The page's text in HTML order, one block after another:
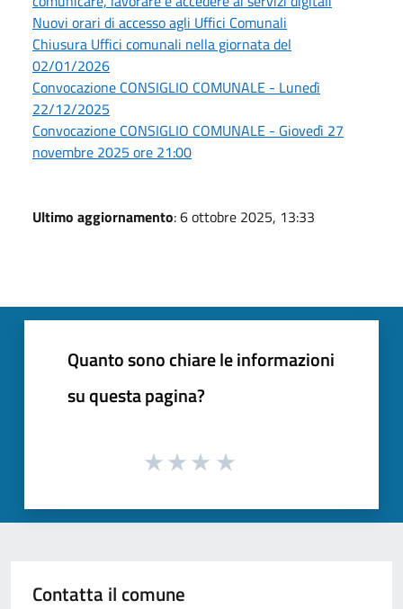
Nuovi orari di accesso agli Uffici Comunali
Chiusura Uffici comunali nella giornata del
02/01/2026
Convocazione CONSIGLIO COMUNALE - Lunedì
22/12/2025
Convocazione CONSIGLIO COMUNALE - Giovedì 27
novembre 2025 ore 21:00
Ultimo aggiornamento: 6 ottobre 2025, 13:33
Quanto sono chiare le informazioni
su questa pagina?
Contatta il comune